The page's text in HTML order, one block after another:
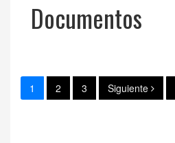
Documentos
1 2 3 Siguiente